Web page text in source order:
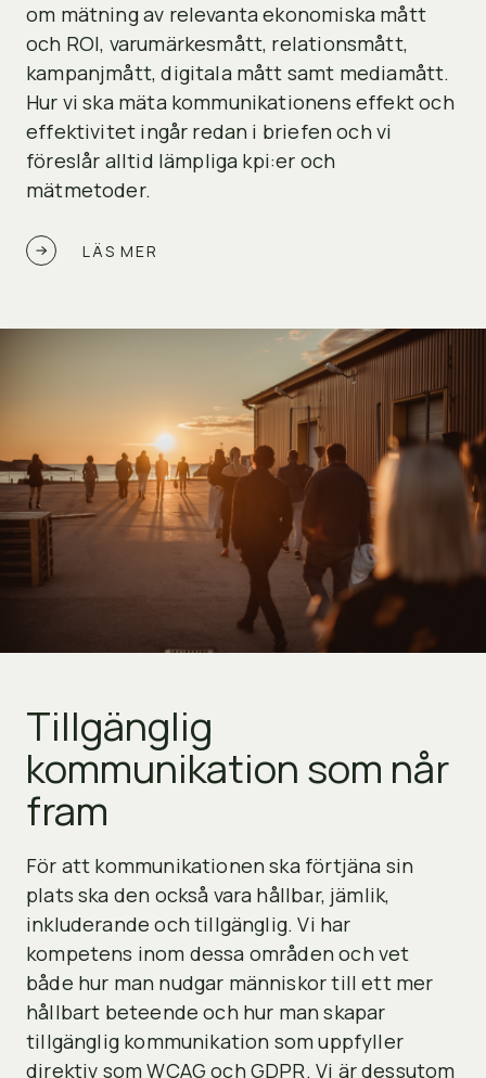
om mätning av relevanta ekonomiska mått
och ROI, varumärkesmått, relationsmått,
kampanjmått, digitala mått samt mediamått.
Hur vi ska mäta kommunikationens effekt och
effektivitet ingår redan i briefen och vi
föreslår alltid lämpliga kpi:er och
mätmetoder.
LÄS MER
Tillgänglig
kommunikation som når
fram
För att kommunikationen ska förtjäna sin
plats ska den också vara hållbar, jämlik,
inkluderande och tillgänglig. Vi har
kompetens inom dessa områden och vet
både hur man nudgar människor till ett mer
hållbart beteende och hur man skapar
tillgänglig kommunikation som uppfyller
direktiv som WCAG och GDPR. Vi är dessutom